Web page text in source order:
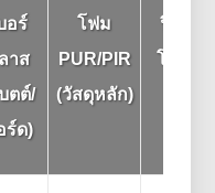
อร์
าส
ตต์/
ร์ด)
โฟม
PUR/PIR
(วัสดุหลัก)
ฟิล์มพ
โลหะ